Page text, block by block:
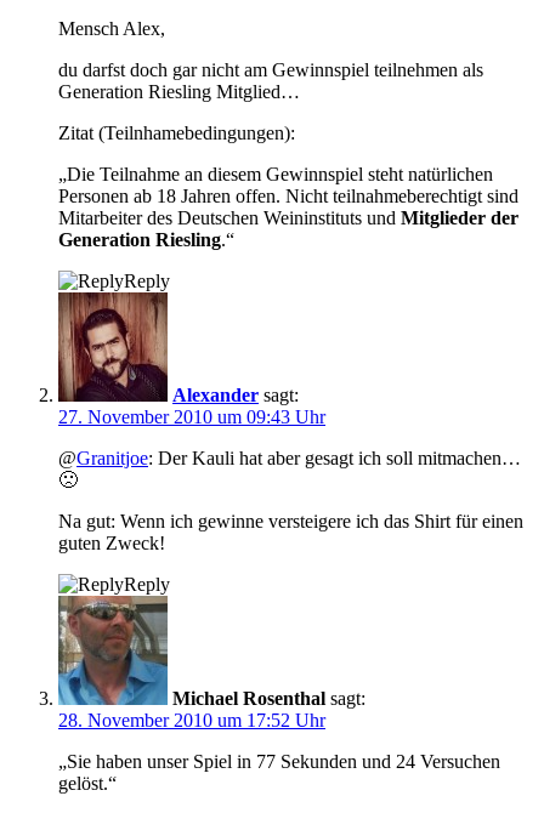
Mensch Alex,
du darfst doch gar nicht am Gewinnspiel teilnehmen als
Generation Riesling Mitglied…
Zitat (Teilnhamebedingungen):
„Die Teilnahme an diesem Gewinnspiel steht natürlichen
Personen ab 18 Jahren offen. Nicht teilnahmeberechtigt sind
Mitarbeiter des Deutschen Weininstituts und Mitglieder der
Generation Riesling.“
Reply
Alexander sagt:
27. November 2010 um 09:43 Uhr
@Granitjoe: Der Kauli hat aber gesagt ich soll mitmachen…
🙁
Na gut: Wenn ich gewinne versteigere ich das Shirt für einen
guten Zweck!
Reply
Michael Rosenthal sagt:
28. November 2010 um 17:52 Uhr
„Sie haben unser Spiel in 77 Sekunden und 24 Versuchen
gelöst.“